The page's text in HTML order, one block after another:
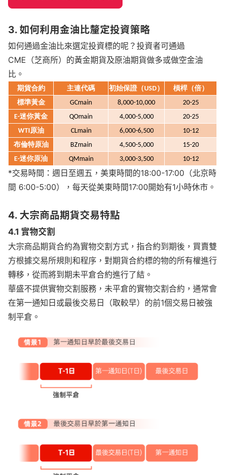
3. 如何利用金油比釐定投資策略
如何通過金油比來選定投資標的呢？投資者可通過
CME（芝商所）的黃金期貨及原油期貨做多或做空金油
比。
期貨合約 主連代碼 初始保證（USD）
槓桿（倍）
標準黃金
GCmain 8,000-10,000
20-25
E-迷你黃金 QOmain 4,000-5,000
20-25
WTI原油 CLmain 6,000-6,500
10-12
布倫特原油 BZmain 4,500-5,000
15-20
E-迷你原油 QMmain 3,000-3,500 10-12
*交易時間：週日至週五，美東時間的18:00-17:00（北京時
間 6:00-5:00），每天從美東時間17:00開始有1小時休市。
4. 大宗商品期貨交易特點
4.1 實物交割
大宗商品期貨合約為實物交割方式，指合約到期後，買賣雙
方根據交易所規則和程序，對期貨合約標的物的所有權進行
轉移，從而將到期未平倉合約進行了結。
華盛不提供實物交割服務，未平倉的實物交割合約，通常會
在第一通知日或最後交易日（取較早）的前1個交易日被強
制平倉。